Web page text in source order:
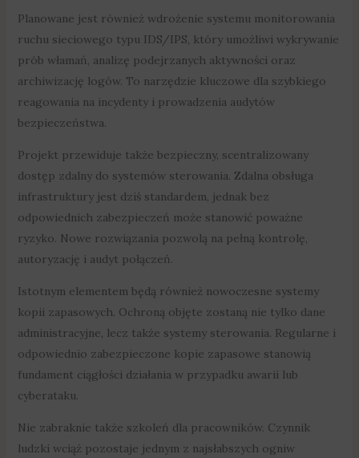
Planowane jest również wdrożenie systemu monitorowania
ruchu sieciowego typu IDS/IPS, który umożliwi wykrywanie
prób włamań, analizę podejrzanych aktywności oraz
archiwizację logów. To narzędzie kluczowe dla szybkiego
reagowania na incydenty i prowadzenia audytów
bezpieczeństwa.
Projekt przewiduje także bezpieczny, scentralizowany
dostęp zdalny do systemów sterowania. Zdalna obsługa
infrastruktury jest dziś standardem, jednak bez
odpowiednich zabezpieczeń może stanowić poważne
ryzyko. Nowe rozwiązania pozwolą na pełną kontrolę,
autoryzację i audyt połączeń.
Istotnym elementem będą również nowoczesne systemy
kopii zapasowych. Ochroną objęte zostaną nie tylko dane
administracyjne, lecz także systemy sterowania. Regularne i
odpowiednio zabezpieczone kopie zapasowe stanowią
fundament ciągłości działania w przypadku awarii lub
cyberataku.
Nie zabraknie także szkoleń dla pracowników. Czynnik
ludzki wciąż pozostaje jednym z najsłabszych ogniw